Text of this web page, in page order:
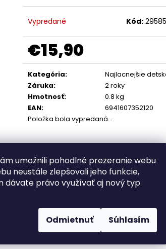
umožnili pohodlné prezeranie webu
neustále zlepšovali jeho funkcie,
dávate právo využívať aj nový typ
Odmietnuť Súhlasím
Vypredané Kód: 29585
€15,90
Jednotková
cena:
Kategória:
Najlacnejšie
Záruka:
2 roky
Hmotnosť:
0.8 kg
EAN:
6941607352120
Položka bola vypredaná…
špeciálne pre radosť a zábavu
na hranie.
SO
AKUMULÁTORU A